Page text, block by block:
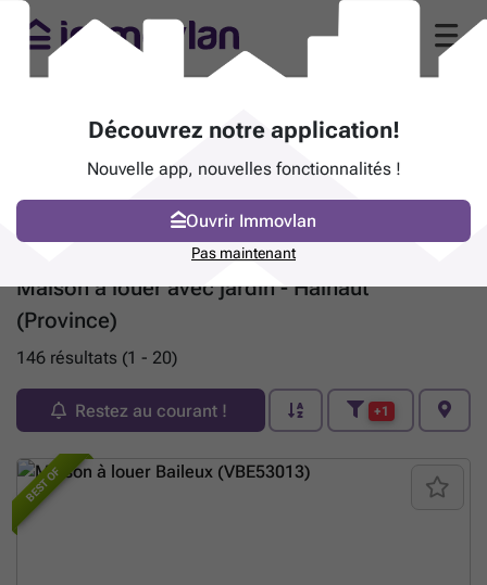
Maison à louer avec jardin - Hainaut
(Province)
146 résultats (1 - 20)
Restez au courant ! +1
BEST OF
Découvrez notre application!
Nouvelle app, nouvelles fonctionnalités !
Ouvrir Immovlan
Pas maintenant